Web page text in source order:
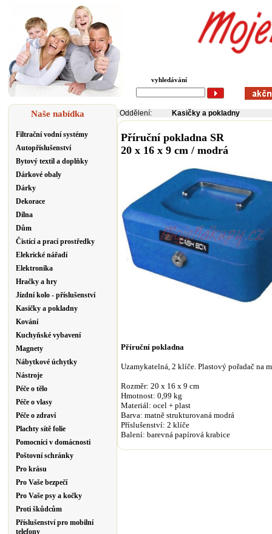
vyhledávání
Naše nabídka
Filtrační vodní systémy
Autopříslušenství
Bytový textil a doplňky
Dárkové obaly
Dárky
Dekorace
Dílna
Dům
Čistící a prací prostředky
Elekrické nářadí
Elektronika
Hračky a hry
Jízdní kolo - příslušenství
Kasičky a pokladny
Kování
Kuchyňské vybavení
Magnety
Nábytkové úchytky
Nástroje
Péče o tělo
Péče o vlasy
Péče o zdraví
Plachty sítě folie
Pomocníci v domácnosti
Poštovní schránky
Pro krásu
Pro Vaše bezpečí
Pro Vaše psy a kočky
Proti škůdcům
Příslušenství pro mobilní
telefony
Oddělení: Kasičky a pokladny
Příruční pokladna SR
20 x 16 x 9 cm / modrá
Příruční pokladna
Uzamykatelná, 2 klíče. Plastový pořadač na
Rozměr: 20 x 16 x 9 cm
Hmotnost: 0,99 kg
Materiál: ocel + plast
Barva: matně strukturovaná modrá
Příslušenství: 2 klíče
Balení: barevná papírová krabice